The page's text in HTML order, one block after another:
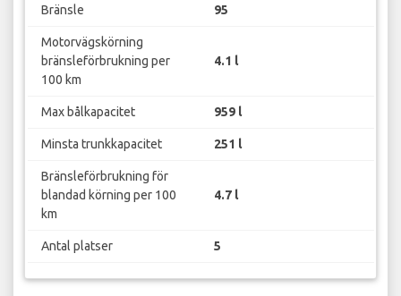
Bränsle 95
Motorvägskörning
bränsleförbrukning per
100 km
4.1 l
Max bålkapacitet 959 l
Minsta trunkkapacitet 251 l
Bränsleförbrukning för
blandad körning per 100
km
4.7 l
Antal platser 5